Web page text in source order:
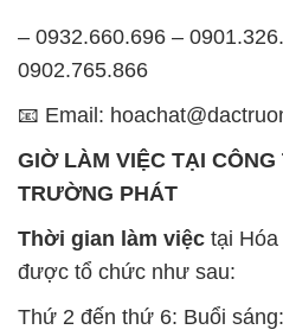
– 0932.660.696 –
0902.765.866
📧 Email:
GIỜ LÀM VIỆC TẠI
TRƯỜNG PHÁT
Thời gian làm việc tại
được tổ chức như sau:
Thứ 2 đến thứ 6: Buổi